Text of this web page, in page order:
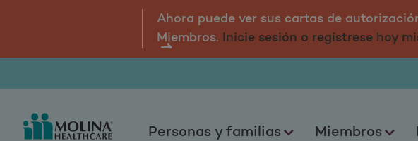
Atención de la vista de
Ahora puede ver sus cartas de
Miembros. Inicie sesión o regístrese hoy
Personas y familias Miembros